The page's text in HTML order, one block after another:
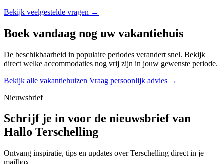
Bekijk veelgestelde vragen →
Boek vandaag nog uw vakantiehuis
De beschikbaarheid in populaire periodes verandert snel. Bekijk
direct welke accommodaties nog vrij zijn in jouw gewenste periode.
Bekijk alle vakantiehuizen Vraag persoonlijk advies →
Nieuwsbrief
Schrijf je in voor de nieuwsbrief van
Hallo Terschelling
Ontvang inspiratie, tips en updates over Terschelling direct in je